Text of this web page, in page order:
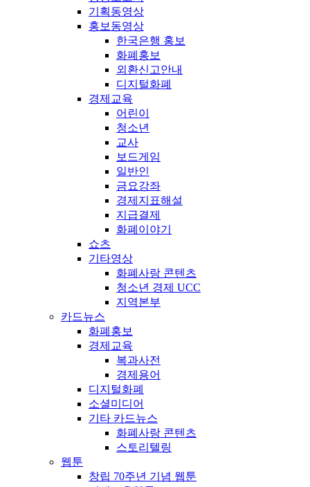
기획동영상
홍보동영상
한국은행 홍보
화폐홍보
외환신고안내
디지털화폐
경제교육
어린이
청소년
교사
보드게임
일반인
금요강좌
경제지표해설
지급결제
화폐이야기
쇼츠
기타영상
화폐사랑 콘텐츠
청소년 경제 UCC
지역본부
카드뉴스
화폐홍보
경제교육
복과사전
경제용어
디지털화폐
소셜미디어
기타 카드뉴스
화폐사랑 콘텐츠
스토리텔링
웹툰
창립 70주년 기념 웹툰